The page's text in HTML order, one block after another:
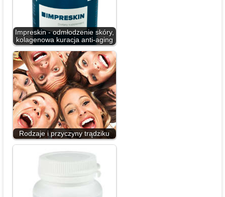
Impreskin - odmłodzenie skóry,
kolagenowa kuracja anti-aging
Rodzaje i przyczyny trądziku